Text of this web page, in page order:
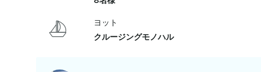
ヨット
クルージングモノハル